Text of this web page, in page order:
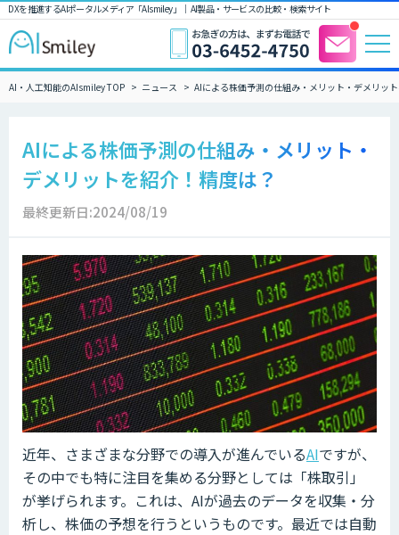
DXを推進するAIポータルメディア「AIsmiley」｜ AI製品・サービスの比較・検索サイト
AI・人工知能のAIsmiley TOP ニュース AIによる株価予測の仕組み・メリット・デメリッ
AIによる株価予測の仕組み・メリット・
デメリットを紹介！精度は？
最終更新日:2024/08/19
近年、さまざまな分野での導入が進んでいるAIですが、
その中でも特に注目を集める分野としては「株取引」
が挙げられます。これは、AIが過去のデータを収集・分
析し、株価の予想を行うというものです。最近では自動